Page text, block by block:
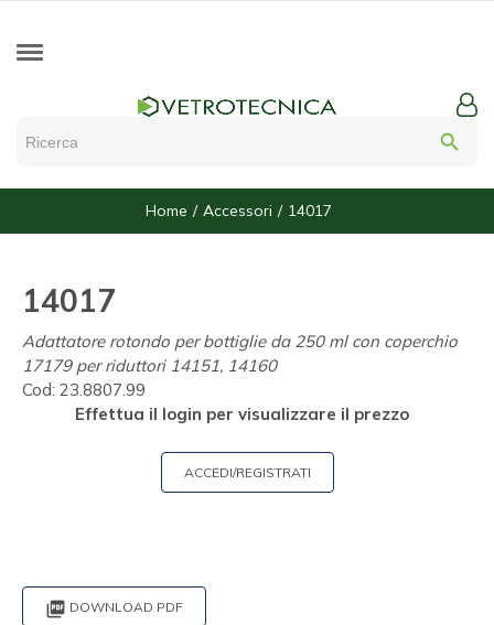
search
Home Accessori 14017
14017
Adattatore rotondo per bottiglie da 250 ml con coperchio
17179 per riduttori 14151, 14160
Cod: 23.8807.99
Effettua il login per visualizzare il prezzo
ACCEDI/REGISTRATI
 DOWNLOAD PDF